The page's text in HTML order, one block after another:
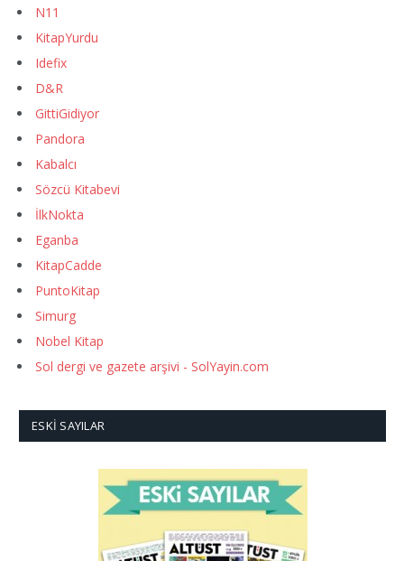
N11
KitapYurdu
Idefix
D&R
GittiGidiyor
Pandora
Kabalcı
Sözcü Kitabevi
İlkNokta
Eganba
KitapCadde
PuntoKitap
Simurg
Nobel Kitap
Sol dergi ve gazete arşivi - SolYayin.com
ESKI SAYILAR